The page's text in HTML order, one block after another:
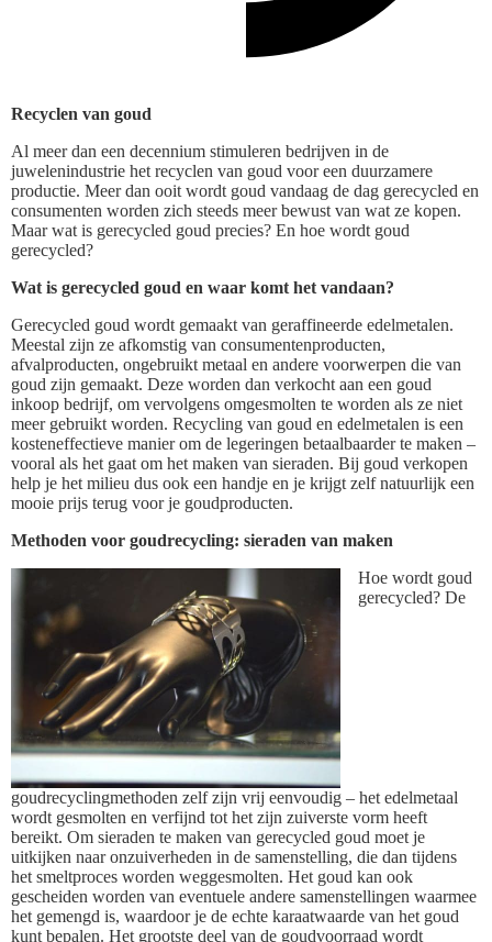
Recyclen van goud
Al meer dan een decennium stimuleren bedrijven in de
juwelenindustrie het recyclen van goud voor een duurzamere
productie. Meer dan ooit wordt goud vandaag de dag gerecycled en
consumenten worden zich steeds meer bewust van wat ze kopen.
Maar wat is gerecycled goud precies? En hoe wordt goud
gerecycled?
Wat is gerecycled goud en waar komt het vandaan?
Gerecycled goud wordt gemaakt van geraffineerde edelmetalen.
Meestal zijn ze afkomstig van consumentenproducten,
afvalproducten, ongebruikt metaal en andere voorwerpen die van
goud zijn gemaakt. Deze worden dan verkocht aan een goud
inkoop bedrijf, om vervolgens omgesmolten te worden als ze niet
meer gebruikt worden. Recycling van goud en edelmetalen is een
kosteneffectieve manier om de legeringen betaalbaarder te maken –
vooral als het gaat om het maken van sieraden. Bij goud verkopen
help je het milieu dus ook een handje en je krijgt zelf natuurlijk een
mooie prijs terug voor je goudproducten.
Methoden voor goudrecycling: sieraden van maken
Hoe wordt goud
gerecycled? De
goudrecyclingmethoden zelf zijn vrij eenvoudig – het edelmetaal
wordt gesmolten en verfijnd tot het zijn zuiverste vorm heeft
bereikt. Om sieraden te maken van gerecycled goud moet je
uitkijken naar onzuiverheden in de samenstelling, die dan tijdens
het smeltproces worden weggesmolten. Het goud kan ook
gescheiden worden van eventuele andere samenstellingen waarmee
het gemengd is, waardoor je de echte karaatwaarde van het goud
kunt bepalen. Het grootste deel van de goudvoorraad wordt